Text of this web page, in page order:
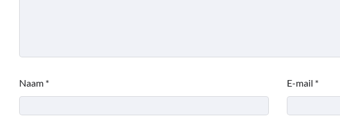
Naam * E-mail *